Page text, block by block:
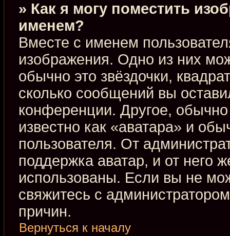
» Как я могу поместить
именем?
Вместе с именем
изображения. Одно из них
обычно это звёздочки,
сколько сообщений вы
конференции. Другое,
известно как «аватара» и
пользователя. От
поддержка аватар, и от него
использованы. Если вы не
свяжитесь с
причин.
Вернуться к началу